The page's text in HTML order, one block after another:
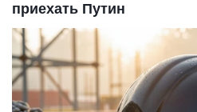
приехать Путин